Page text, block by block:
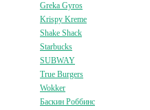
Greka Gyros
Krispy Kreme
Shake Shack
Starbucks
SUBWAY
True Burgers
Wokker
Баскин Роббинс